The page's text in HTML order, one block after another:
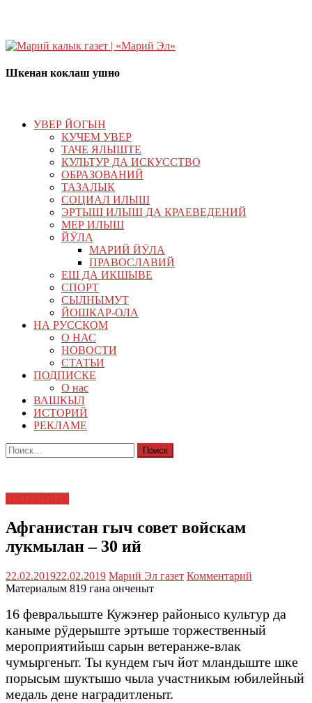
Шкенан коклаш ушно
УВЕР ЙОГЫН
КУЧЕМ УВЕР
ТАЧЕ ЯЛЫШТЕ
КУЛЬТУР ДА ИСКУССТВО
ОБРАЗОВАНИЙ
ТАЗАЛЫК
СОЦИАЛ ИЛЫШ
ЭРТЫШ ИЛЫШ ДА КРАЕВЕДЕНИЙ
МЕР ИЛЫШ
ЙӰЛА
МАРИЙ ЙӰЛА
ПРАВОСЛАВИЙ
ЕШ ДА ИКШЫВЕ
СПОРТ
СЫЛНЫМУТ
ЙОШКАР-ОЛА
НА РУССКОМ
О НАС
НОВОСТИ
СТАТЬИ
ПОДПИСКЕ
О нас
ВАШКЫЛ
ИСТОРИЙ
РЕКЛАМЕ
Найти:
Афганистан гыч совет войскам
лукмылан – 30 ий
22.02.201922.02.2019 Марий Эл газет Комментарий
Материалым 819 гана онченыт
16 февральыште Кужэҥер районысо культур да
каныме рӱдерыште эртыше торжественный
мероприятийыш сарын ветеранже-влак
чумыргеныт. Ты кундем гыч йот мландыште шке
порысым шуктышо чыла участникым юбилейный
медаль дене наградитленыт.